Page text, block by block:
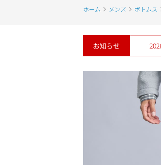
ホーム メンズ ボトムス
お知らせ